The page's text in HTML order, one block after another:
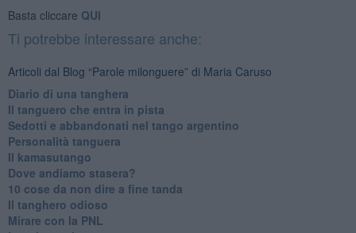
Basta cliccare QUI
Ti potrebbe interessare anche:
Articoli dal Blog “Parole milonguere” di Maria Caruso
Diario di una tanghera
Il tanguero che entra in pista
Sedotti e abbandonati nel tango argentino
Personalità tanguera
Il kamasutango
Dove andiamo stasera?
10 cose da non dire a fine tanda
Il tanghero odioso
Mirare con la PNL